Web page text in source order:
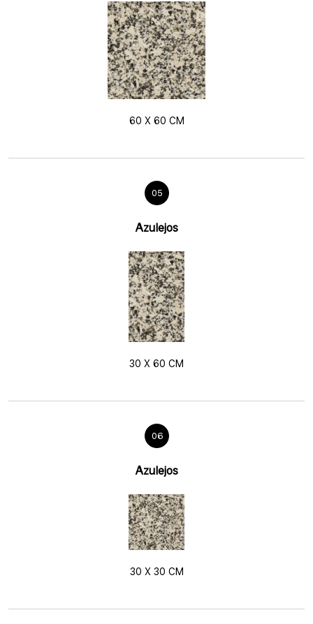
60 X 60 CM
05
Azulejos
30 X 60 CM
06
Azulejos
30 X 30 CM